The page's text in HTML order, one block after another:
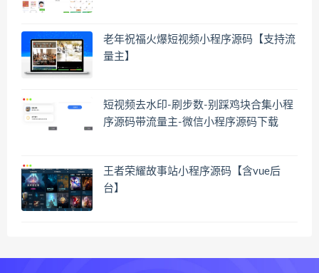
老年祝福火爆短视频小程序源码【支持流
量主】
短视频去水印-刷步数-别踩鸡块合集小程
序源码带流量主-微信小程序源码下载
王者荣耀故事站小程序源码【含vue后
台】